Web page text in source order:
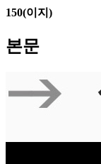
150(이지)
본문